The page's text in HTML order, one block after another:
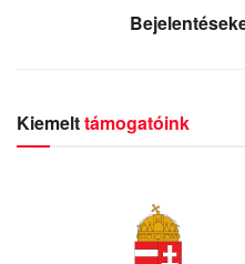
Kiemelttámogatóink